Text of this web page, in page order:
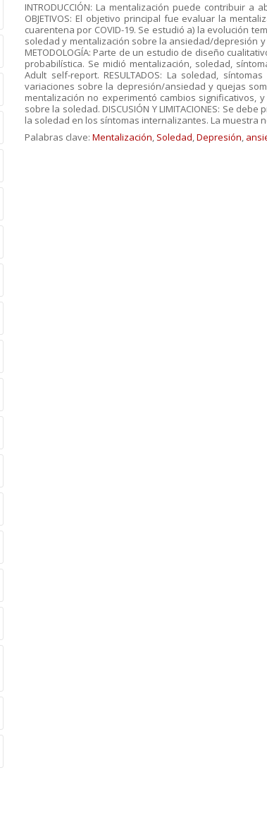
INTRODUCCIÓN: La mentalización puede contribuir
OBJETIVOS: El objetivo principal fue evaluar la
cuarentena por COVID-19. Se estudió a) la evolución
soledad y mentalización sobre la ansiedad/depresión
METODOLOGÍA: Parte de un estudio de diseño
probabilística. Se midió mentalización, soledad,
Adult self-report. RESULTADOS: La soledad,
variaciones sobre la depresión/ansiedad y quejas
mentalización no experimentó cambios significativos,
sobre la soledad. DISCUSIÓN Y LIMITACIONES: Se
la soledad en los síntomas internalizantes. La
Palabras clave: Mentalización, Soledad,Depresión,